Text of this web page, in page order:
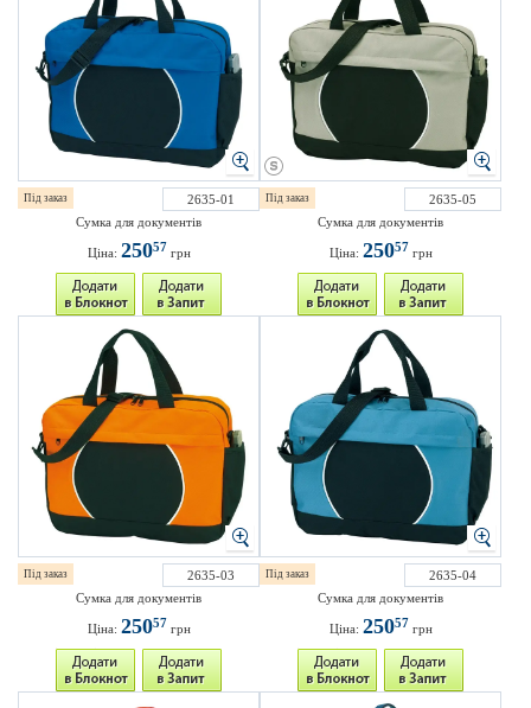
Під заказ
2635-01
Сумка для документів
Ціна: 25057 грн
Під заказ
2635-05
Сумка для документів
Ціна: 25057 грн
Під заказ
2635-03
Сумка для документів
Ціна: 25057 грн
Під заказ
2635-04
Сумка для документів
Ціна: 25057 грн